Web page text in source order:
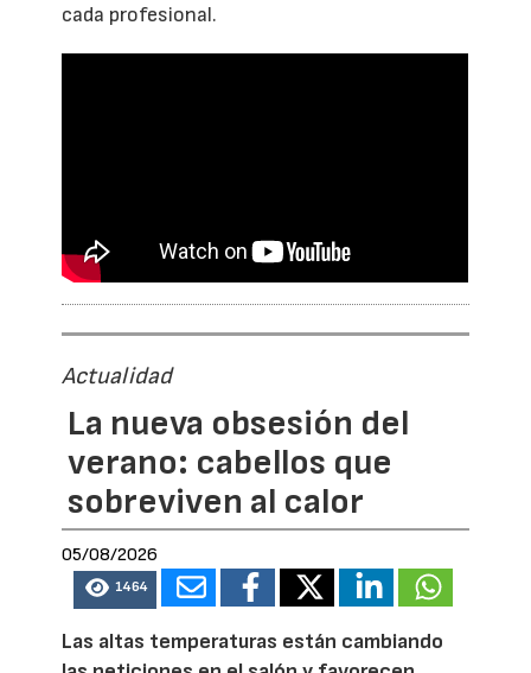
cada profesional.
Actualidad
La nueva obsesión del
verano: cabellos que
sobreviven al calor
05/08/2026
1464
Las altas temperaturas están cambiando